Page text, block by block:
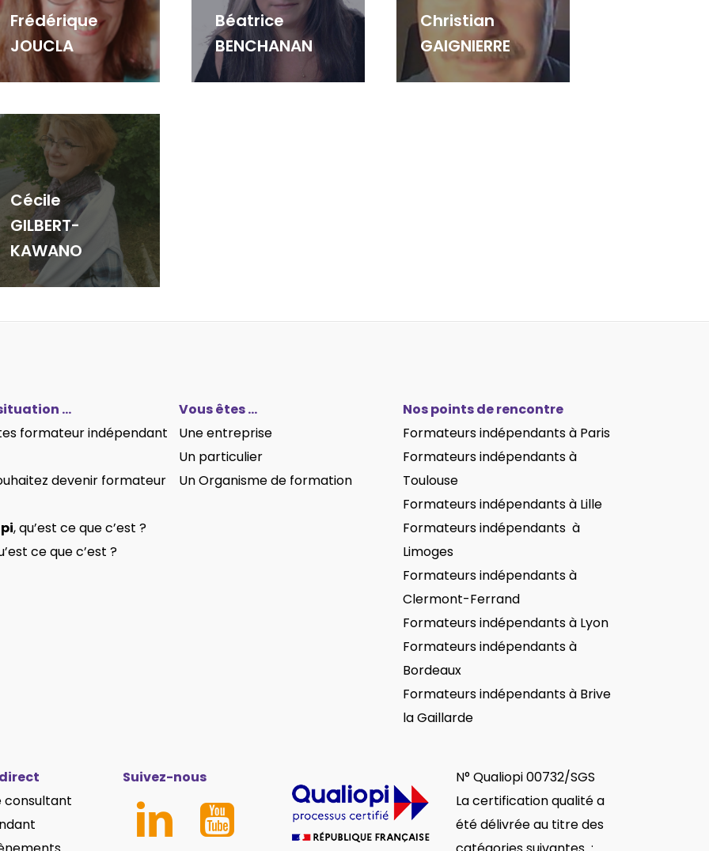
Frédérique
JOUCLA
Béatrice
BENCHANAN
Christian
GAIGNIERRE
Cécile
GILBERT-
KAWANO
…
formateur indépendant
devenir formateur
, qu’est ce que c’est ?
ce que c’est ?
Vous êtes …
Une entreprise
Un particulier
Un Organisme de formation
Nos points de rencontre
Formateurs indépendants à Paris
Formateurs indépendantsà
Toulouse
Formateurs indépendantsà Lille
Formateurs indépendants à
Limoges
Formateurs indépendantsà
Clermont-Ferrand
Formateurs indépendantsà Lyon
Formateurs indépendantsà
Bordeaux
Formateurs indépendantsà Brive
la Gaillarde
consultant
Suivez-nous
N° Qualiopi 00732/SGS
La certification qualité a
été délivrée au titre des